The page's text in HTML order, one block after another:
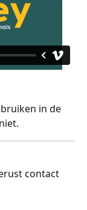
in de
contact